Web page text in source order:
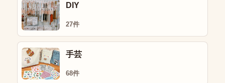
DIY
27件
手芸
68件